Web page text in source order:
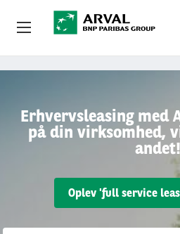
Erhvervsleasing med
på din virksomhed,
andet!
Oplev 'full service
Privatleasing
Erhvervsleasing
Mobilitetsløsninger